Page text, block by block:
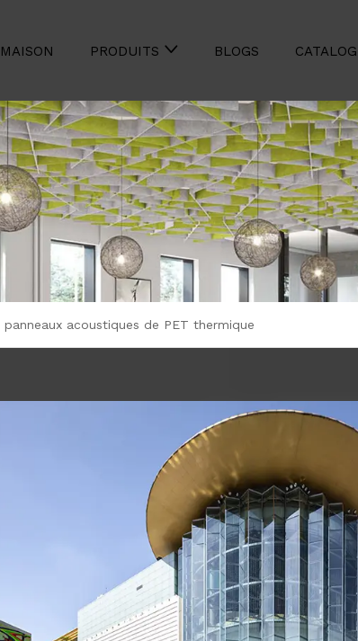
MAISON PRODUITS BLOGS
panneaux acoustiques de PET thermique